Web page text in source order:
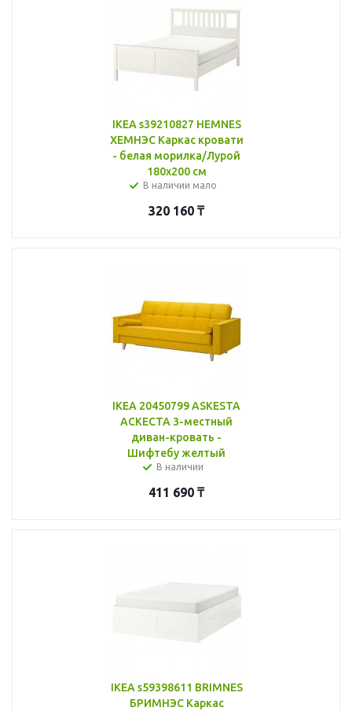
IKEA s39210827 HEMNES
ХЕМНЭС Каркас кровати
- белая морилка/Лурой
180x200 см
В наличии мало
320 160 ₸
IKEA 20450799 ASKESTA
АСКЕСТА 3-местный
диван-кровать -
Шифтебу желтый
В наличии
411 690 ₸
IKEA s59398611 BRIMNES
БРИМНЭС Каркас